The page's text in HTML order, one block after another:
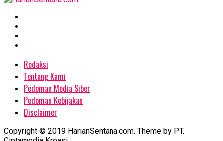
Redaksi
Tentang Kami
Pedoman Media Siber
Pedoman Kebijakan
Disclaimer
Copyright © 2019 HarianSentana.com. Theme by PT.